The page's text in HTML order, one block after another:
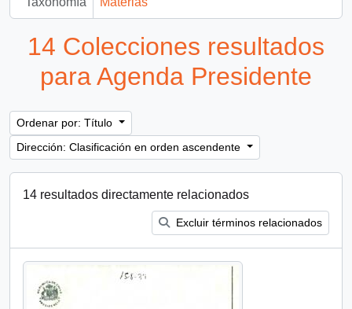
14 Colecciones resultados
para Agenda Presidente
Ordenar por: Título
Dirección: Clasificación en orden ascendente
14 resultados directamente relacionados
Excluir términos relacionados